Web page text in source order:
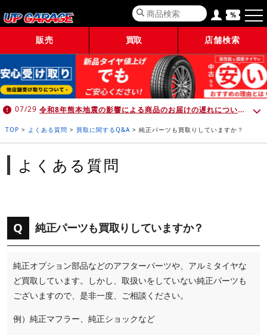
販売 買取 店舗検索
07/29 令和8年熊本地震の影響による商品のお届けの遅れについて （7月30日 10:00時点）
TOP > よくある質問 > 買取に関するQ&A> 純正パーツも買取りしていますか？
よくある質問
Q 純正パーツも買取りしていますか？
純正オプション部品などのアフターパーツや、アルミタイヤな
ど買取しています。しかし、取扱いをしていない純正パーツも
ございますので、是非一度、ご相談ください。
例）純正マフラー、純正ショックなど